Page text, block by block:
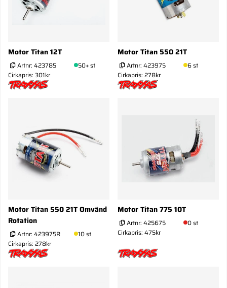
Motor Titan 12T
Artnr: 423785
50+ st
Cirkapris: 301kr
Motor Titan 550 21T
Artnr: 423975
6 st
Cirkapris: 278kr
Motor Titan 550 21T Omvänd
Rotation
Artnr: 423975R
10 st
Cirkapris: 278kr
Motor Titan 775 10T
Artnr: 425675
0 st
Cirkapris: 475kr